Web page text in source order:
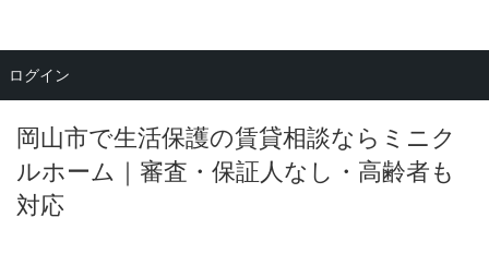
岡山市で生活保護の賃貸相談ならミニク
ルホーム｜審査・保証人なし・高齢者も
対応
メニュー
ログイン